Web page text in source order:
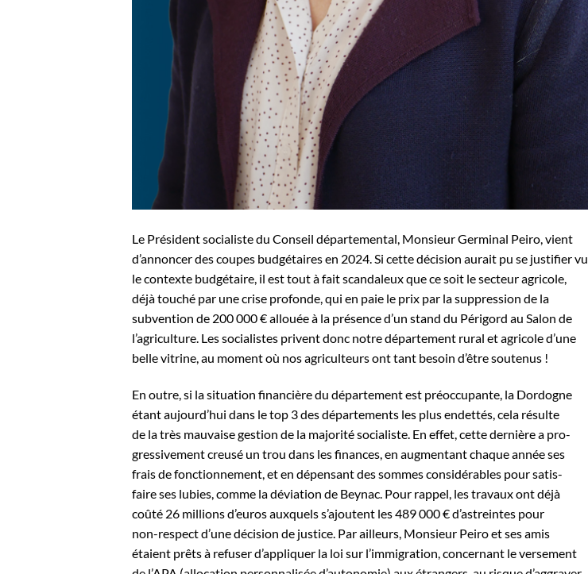
Le Président socialiste du Conseil départemental, Monsieur Germinal Peiro, vient
d’annoncer des coupes budgétaires en 2024. Si cette décision aurait pu se justifier vu
le contexte budgétaire, il est tout à fait scandaleux que ce soit le secteur agricole,
déjà touché par une crise profonde, qui en paie le prix par la suppression de la
subvention de 200 000 € allouée à la présence d’un stand du Périgord au Salon de
l’agriculture. Les socialistes privent donc notre département rural et agricole d’une
belle vitrine, au moment où nos agriculteurs ont tant besoin d’être soutenus !
En outre, si la situation financière du département est préoccupante, la Dordogne
étant aujourd’hui dans le top 3 des départements les plus endettés, cela résulte
de la très mauvaise gestion de la majorité socialiste. En effet, cette dernière a pro-
gressivement creusé un trou dans les finances, en augmentant chaque année ses
frais de fonctionnement, et en dépensant des sommes considérables pour satis-
faire ses lubies, comme la déviation de Beynac. Pour rappel, les travaux ont déjà
coûté 26 millions d’euros auxquels s’ajoutent les 489 000 € d’astreintes pour
non-respect d’une décision de justice. Par ailleurs, Monsieur Peiro et ses amis
étaient prêts à refuser d’appliquer la loi sur l’immigration, concernant le versement